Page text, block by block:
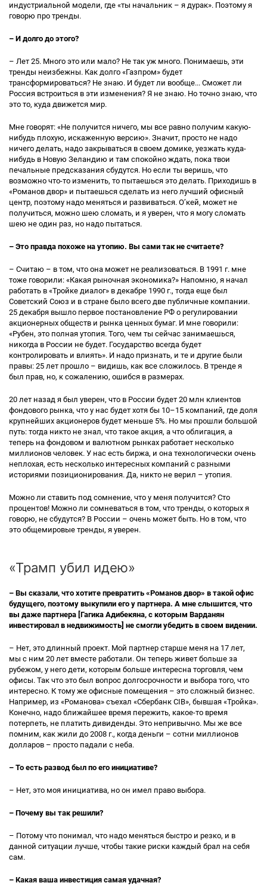
индустриальной модели, где «ты начальник – я дурак». Поэтому я
говорю про тренды.
– И долго до этого?
– Лет 25. Много это или мало? Не так уж много. Понимаешь, эти
тренды неизбежны. Как долго «Газпром» будет
трансформироваться? Не знаю. И будет ли вообще... Сможет ли
Россия встроиться в эти изменения? Я не знаю. Но точно знаю, что
это то, куда движется мир.
Мне говорят: «Не получится ничего, мы все равно получим какую-
нибудь плохую, искаженную версию». Значит, просто не надо
ничего делать, надо закрываться в своем домике, уезжать куда-
нибудь в Новую Зеландию и там спокойно ждать, пока твои
печальные предсказания сбудутся. Но если ты веришь, что
возможно что-то изменить, то пытаешься это делать. Приходишь в
«Романов двор» и пытаешься сделать из него лучший офисный
центр, поэтому надо меняться и развиваться. О’кей, может не
получиться, можно шею сломать, и я уверен, что я могу сломать
шею не один раз, но надо пытаться.
– Это правда похоже на утопию. Вы сами так не считаете?
– Считаю – в том, что она может не реализоваться. В 1991 г. мне
тоже говорили: «Какая рыночная экономика?» Напомню, я начал
работать в «Тройке диалог» в декабре 1990 г., тогда еще был
Советский Союз и в стране было всего две публичные компании.
25 декабря вышло первое постановление РФ о регулировании
акционерных обществ и рынка ценных бумаг. И мне говорили:
«Рубен, это полная утопия. Того, чем ты сейчас занимаешься,
никогда в России не будет. Государство всегда будет
контролировать и влиять». И надо признать, и те и другие были
правы: 25 лет прошло – видишь, как все сложилось. В тренде я
был прав, но, к сожалению, ошибся в размерах.
20 лет назад я был уверен, что в России будет 20 млн клиентов
фондового рынка, что у нас будет хотя бы 10–15 компаний, где доля
крупнейших акционеров будет меньше 5%. Но мы прошли большой
путь: тогда никто не знал, что такое акция, а что облигация, а
теперь на фондовом и валютном рынках работает несколько
миллионов человек. У нас есть биржа, и она технологически очень
неплохая, есть несколько интересных компаний с разными
историями позиционирования. Да, никто не верил – утопия.
Можно ли ставить под сомнение, что у меня получится? Сто
процентов! Можно ли сомневаться в том, что тренды, о которых я
говорю, не сбудутся? В России – очень может быть. Но в том, что
это общемировые тренды, я уверен.
«Трамп убил идею»
– Вы сказали, что хотите превратить «Романов двор» в такой офис
будущего, поэтому выкупили его у партнера. А мне слышится, что
вы даже партнера [Гагика Адибекяна, с которым Варданян
инвестировал в недвижимость] не смогли убедить в своем видении.
– Нет, это длинный проект. Мой партнер старше меня на 17 лет,
мы с ним 20 лет вместе работали. Он теперь живет больше за
рубежом, у него дети, которым больше интересна торговля, чем
офисы. Так что это был вопрос долгосрочности и выбора того, что
интересно. К тому же офисные помещения – это сложный бизнес.
Например, из «Романова» съехал «Сбербанк CIB», бывшая «Тройка».
Конечно, надо ближайшее время пережить, какое-то время
потерпеть, не платить дивиденды. Это непривычно. Мы же все
помним, как жили до 2008 г., когда деньги – сотни миллионов
долларов – просто падали с неба.
– То есть развод был по его инициативе?
– Нет, это моя инициатива, но он имел право выбора.
– Почему вы так решили?
– Потому что понимал, что надо меняться быстро и резко, и в
данной ситуации лучше, чтобы такие риски каждый брал на себя
сам.
– Какая ваша инвестиция самая удачная?